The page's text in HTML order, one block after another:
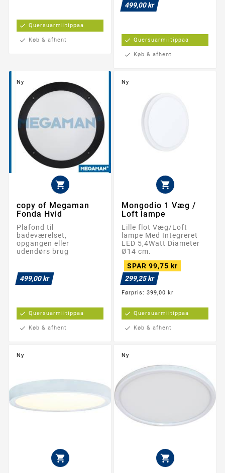
check Quersuarmiitippaa
check Køb & afhent
499,00 kr
check Quersuarmiitippaa
check Køb & afhent
Ny

copy of Megaman
Fonda Hvid
Plafond til
badeværelset,
opgangen eller
udendørs brug
499,00 kr
check Quersuarmiitippaa
check Køb & afhent
Ny

Mongodio 1 Væg /
Loft lampe
Lille flot Væg/Loft
lampe Med Integreret
LED 5,4Watt Diameter
Ø14 cm.
SPAR 99,75 kr
299,25 kr
Førpris: 399,00 kr
check Quersuarmiitippaa
check Køb & afhent
Ny

Ny
